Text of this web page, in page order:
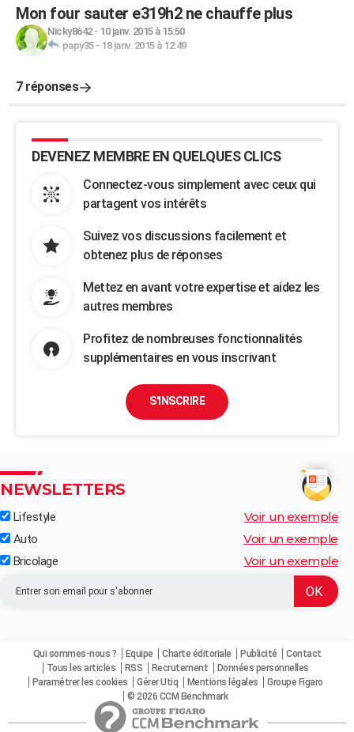
Mon four sauter e319h2 ne chauffe plus
Nicky8642- 10 janv. 2015 à 15:50
papy35- 18 janv. 2015 à 12:49
7 réponses
DEVENEZ MEMBRE EN QUELQUES CLICS
Connectez-vous simplement avec ceux qui
partagent vos intérêts
Suivez vos discussions facilement et
obtenez plus de réponses
Mettez en avant votre expertise et aidez les
autres membres
Profitez de nombreuses fonctionnalités
supplémentaires en vous inscrivant
S'INSCRIRE
NEWSLETTERS
Lifestyle Voir un exemple
Auto Voir un exemple
Bricolage Voir un exemple
Qui sommes-nous ? Equipe Charte éditoriale Publicité
Contact
Tous les articles
RSS Recrutement
Données personnelles
Paramétrer les cookies
Gérer Utiq Mentions légales
Groupe Figaro
© 2026 CCM Benchmark